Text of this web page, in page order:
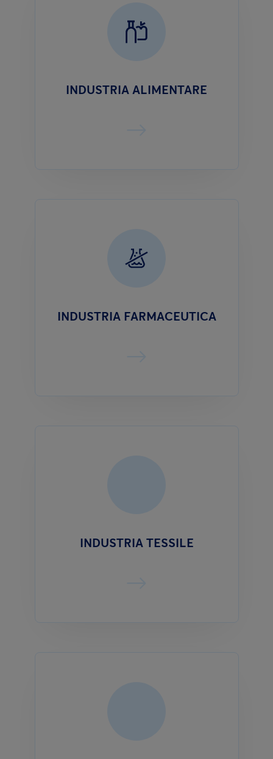
INDUSTRIA ALIMENTARE
INDUSTRIA FARMACEUTICA
INDUSTRIA TESSILE